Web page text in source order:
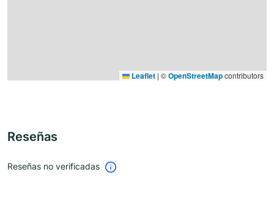
Leaflet | ©OpenStreetMapcontributors
Reseñas
Reseñas no verificadas